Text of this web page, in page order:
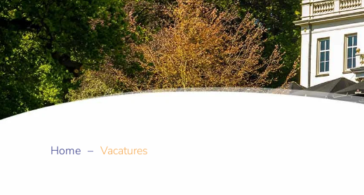
Home Vacatures